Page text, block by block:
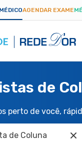
AGENDAR EXAME
de
perto de você,